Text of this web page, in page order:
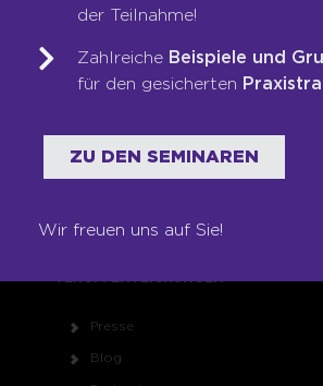
Impressum
Kontakt
VERÖFFENTLICHUNGEN
Presse
Blog
der Teilnahme!
Zahlreiche Beispiele und
für den gesicherten
ZU DEN SEMINAREN
Wir freuen uns auf Sie!